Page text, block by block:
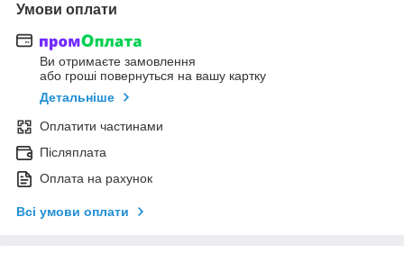
Умови оплати
Ви отримаєте замовлення
або гроші повернуться на вашу картку
Детальніше
Оплатити частинами
Післяплата
Оплата на рахунок
Всі умови оплати